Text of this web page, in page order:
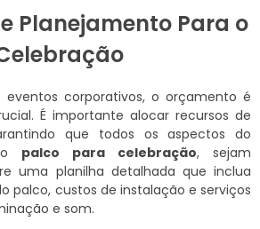
Planejamento Para o
corporativos, o orçamento é
É importante alocar recursos de
que todos os aspectos do
o palco para celebração, sejam
uma planilha detalhada que inclua
palco, custos de instalação e serviços
e som.